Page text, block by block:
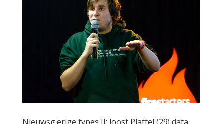
Nieuwsgierige types II: Joost Plattel (29) data